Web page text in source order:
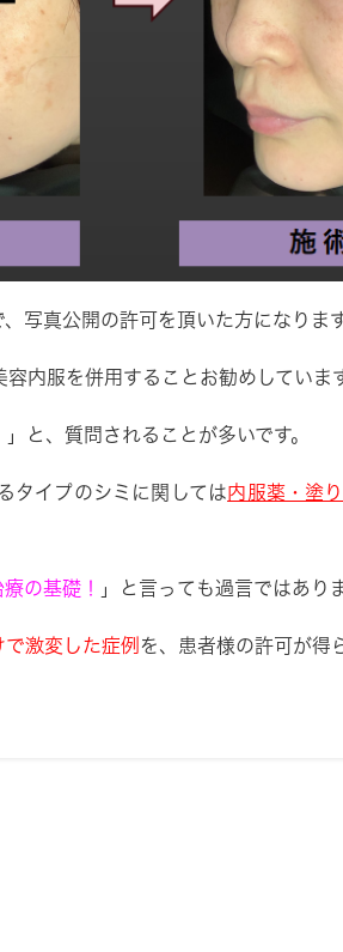
写真公開の許可を頂いた方になりま
内服を併用することお勧めしています
と、質問されることが多いです。
タイプのシミに関しては内服薬・塗
の基礎！ 」と言っても過言ではあり
激変した症例 を、患者様の許可が得